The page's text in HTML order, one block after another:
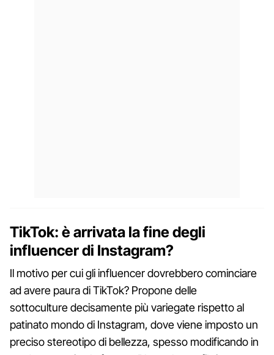
TikTok: è arrivata la fine degli
influencer di Instagram?
Il motivo per cui gli influencer dovrebbero cominciare
ad avere paura di TikTok? Propone delle
sottoculture decisamente più variegate rispetto al
patinato mondo di Instagram, dove viene imposto un
preciso stereotipo di bellezza, spesso modificando in